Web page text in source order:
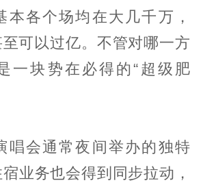
本各个场均在大几千万，
至可以过亿。不管对哪一方
一块势在必得的“超级肥
唱会通常夜间举办的独特
业务也会得到同步拉动，